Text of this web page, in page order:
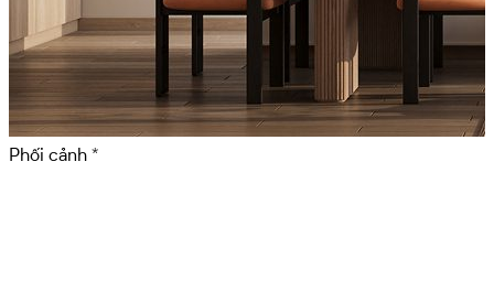
Phối cảnh *